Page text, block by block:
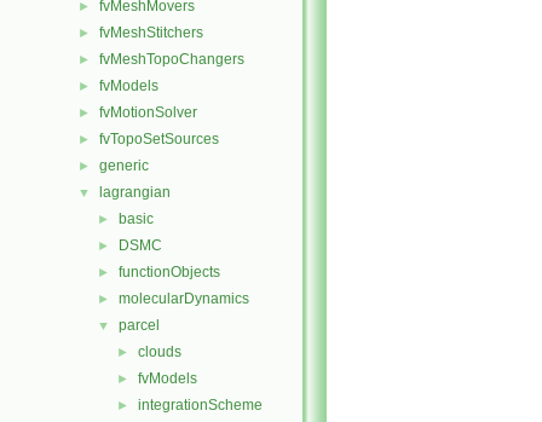
► fvMeshMovers
► fvMeshStitchers
► fvMeshTopoChangers
► fvModels
► fvMotionSolver
► fvTopoSetSources
► generic
▼ lagrangian
► basic
► DSMC
► functionObjects
► molecularDynamics
▼ parcel
► clouds
► fvModels
► integrationScheme